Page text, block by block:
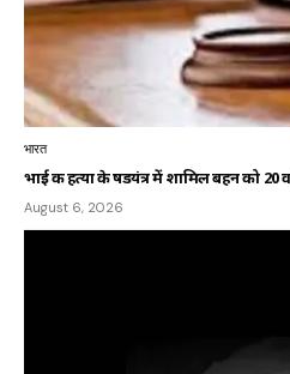
भारत
भाई की हत्या के षडयंत्र में शामिल बहन को 20
August 6, 2026